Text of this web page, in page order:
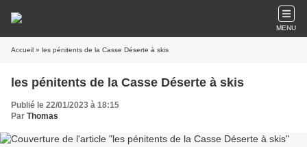
MENU
Accueil » les pénitents de la Casse Déserte à skis
les pénitents de la Casse Déserte à skis
Publié le 22/01/2023 à 18:15
Par Thomas